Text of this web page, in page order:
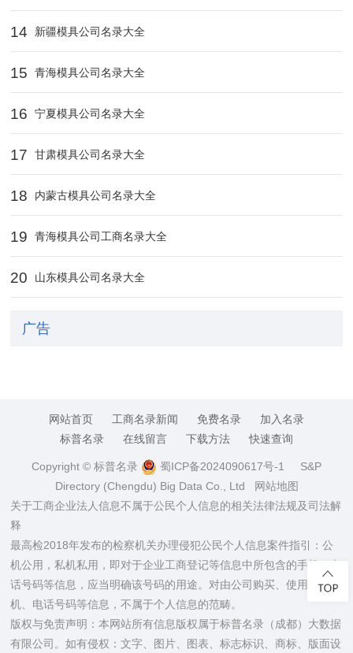
14 新疆模具公司名录大全
15 青海模具公司名录大全
16 宁夏模具公司名录大全
17 甘肃模具公司名录大全
18 内蒙古模具公司名录大全
19 青海模具公司工商名录大全
20 山东模具公司名录大全
广告
网站首页 工商名录新闻 免费名录
加入名录
标普名录
在线留言 下载方法 快速查询
Copyright © 标普名录 蜀ICP备2024090617号-1
S&P
Directory (Chengdu) Big Data Co., Ltd 网站地图
关于工商企业法人信息不属于公民个人信息的相关法律法规及司法解
释
最高检2018年发布的检察机关办理侵犯公民个人信息案件指引：公
机公用，私机私用，即对于企业工商登记等信息中所包含的手机、电
话号码等信息，应当明确该号码的用途。对由公司购买、使用的手
机、电话号码等信息，不属于个人信息的范畴。
版权与免责声明：本网站所有信息版权属于标普名录（成都）大数据
有限公司。如有侵权：文字、图片、图表、标志标识、商标、版面设